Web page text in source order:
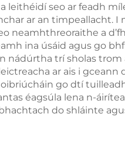
leithéidí seo ar feadh
ar an timpeallacht.
neamhthreoraithe a
ina úsáid agus go
trí sholas
ar ais i
go dtí
éagsúla lena n-
do shláinte